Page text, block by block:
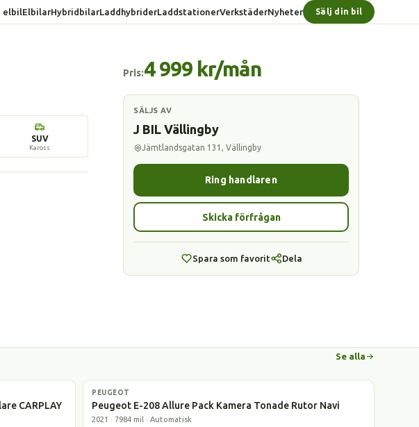
elbilElbilarHybridbilarLaddhybriderLaddstationerVerkstäderNyheter Sälj din bil
SUV
Kaross
Pris:4 999 kr/mån
SÄLJS AV
J BIL Vällingby
Jämtlandsgatan 131, Vällingby
Ring handlaren
Skicka förfrågan
Spara som favorit Dela
Se alla
CARPLAY
Elbil
PEUGEOT
Peugeot E-208 Allure Pack Kamera Tonade Rutor Navi
2021 · 7984 mil · Automatisk